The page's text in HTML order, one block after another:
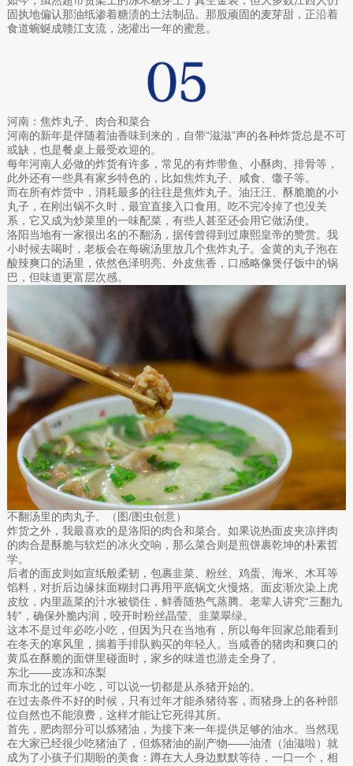
固执地偏认那油纸渗着糖渍的土法制品。那股顽固的麦芽甜，正沿着
食道蜿蜒成赣江支流，浇灌出一年的蜜意。
河南：焦炸丸子、肉合和菜合
河南的新年是伴随着油香味到来的，自带“滋滋”声的各种炸货总是不可
或缺，也是餐桌上最受欢迎的。
每年河南人必做的炸货有许多，常见的有炸带鱼、小酥肉、排骨等，
此外还有一些具有家乡特色的，比如焦炸丸子、咸食、馓子等。
而在所有炸货中，消耗最多的往往是焦炸丸子。油汪汪、酥脆脆的小
丸子，在刚出锅不久时，最宜直接入口食用。吃不完冷掉了也没关
系，它又成为炒菜里的一味配菜，有些人甚至还会用它做汤使。
洛阳当地有一家很出名的不翻汤，据传曾得到过康熙皇帝的赞赏。我
小时候去喝时，老板会在每碗汤里放几个焦炸丸子。金黄的丸子泡在
酸辣爽口的汤里，依然色泽明亮、外皮焦香，口感略像煲仔饭中的锅
巴，但味道更富层次感。
不翻汤里的肉丸子。（图/图虫创意）
炸货之外，我最喜欢的是洛阳的肉合和菜合。如果说热面皮夹凉拌肉
的肉合是酥脆与软烂的冰火交响，那么菜合则是煎饼裹乾坤的朴素哲
学。
后者的面皮则如宣纸般柔韧，包裹韭菜、粉丝、鸡蛋、海米、木耳等
馅料，对折后边缘抹面糊封口再用平底锅文火慢烙。面皮渐次染上虎
皮纹，内里蔬菜的汁水被锁住，鲜香随热气蒸腾。老辈人讲究“三翻九
转”，确保外脆内润，咬开时粉丝晶莹、韭菜翠绿。
这本不是过年必吃小吃，但因为只在当地有，所以每年回家总能看到
在冬天的寒风里，揣着手排队购买的年轻人。当咸香的猪肉和爽口的
黄瓜在酥脆的面饼里碰面时，家乡的味道也游走全身了。
东北——皮冻和冻梨
而东北的过年小吃，可以说一切都是从杀猪开始的。
在过去条件不好的时候，只有过年才能杀猪待客，而猪身上的各种部
位自然也不能浪费，这样才能让它死得其所。
首先，肥肉部分可以炼猪油，为接下来一年提供足够的油水。当然现
在大家已经很少吃猪油了，但炼猪油的副产物——油渣（油滋啦）就
成为了小孩子们期盼的美食：蹲在大人身边默默等待，一口一个，相